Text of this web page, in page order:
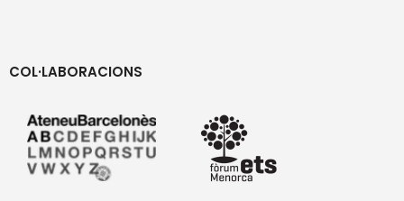
COL·LABORACIONS